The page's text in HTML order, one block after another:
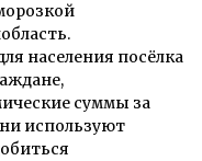
населения посёлка
суммы за
используют